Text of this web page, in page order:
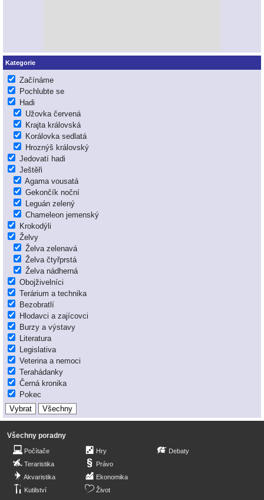
Kategorie
Začínáme
Pochlubte se
Hadi
Užovka červená
Krajta královská
Korálovka sedlatá
Hroznýš královský
Jedovatí hadi
Ještěři
Agama vousatá
Gekončík noční
Leguán zelený
Chameleon jemenský
Krokodýli
Želvy
Želva zelenavá
Želva čtyřprstá
Želva nádherná
Obojživelníci
Terárium a technika
Bezobratlí
Hlodavci a zajícovci
Burzy a výstavy
Literatura
Legislativa
Veterina a nemoci
Terahádanky
Černá kronika
Pokec
Všechny poradny
Počítače
Teraristika
Akvaristika
Kutilství
Hry
Právo
Ekonomika
Život
Debaty